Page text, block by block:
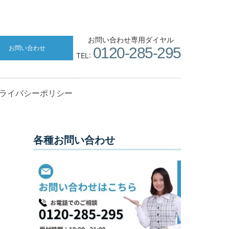
お問い合わせ
お問い合わせ専用ダイヤル
TEL: 0120-285-295
イバシーポリシー
各種お問い合わせ